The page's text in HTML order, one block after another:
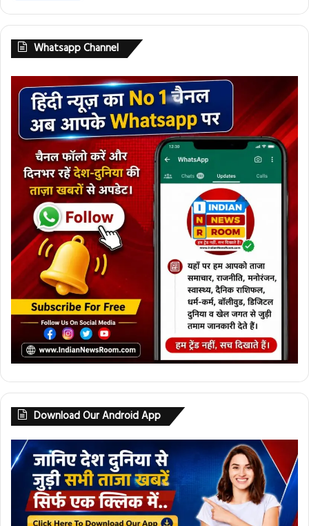
Whatsapp Channel
Download Our Android App